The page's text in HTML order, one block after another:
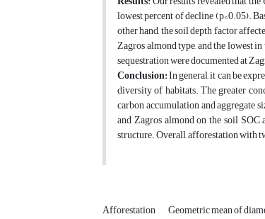
lowest percent of decline (p<0.05).
other hand, the soil depth factor
Zagros almond type, and the lowest
sequestration were documented at
Conclusion:In general, it can be
diversity of habitats. The greater
carbon accumulation and aggregate
and Zagros almond on the soil
structure. Overall, afforestation with
Afforestation Geometric mean of